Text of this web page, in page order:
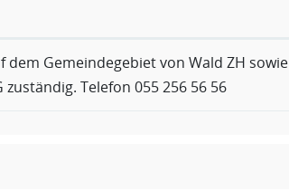
dem Gemeindegebiet von Wald ZH sowie
zuständig. Telefon 055 256 56 56